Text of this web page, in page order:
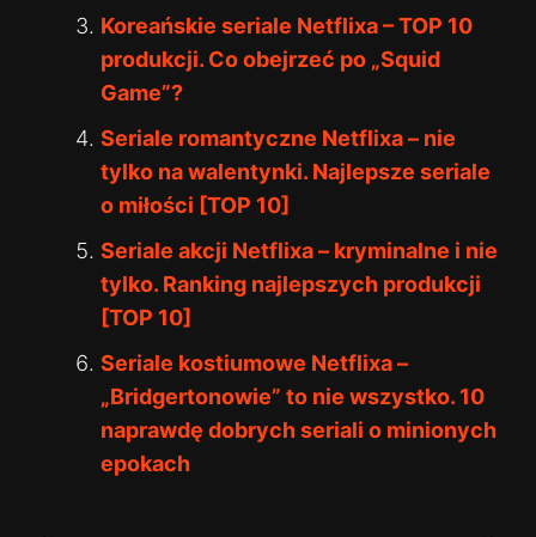
Koreańskie seriale Netflixa – TOP 10
produkcji. Co obejrzeć po „Squid
Game”?
Seriale romantyczne Netflixa – nie
tylko na walentynki. Najlepsze seriale
o miłości [TOP 10]
Seriale akcji Netflixa – kryminalne i nie
tylko. Ranking najlepszych produkcji
[TOP 10]
Seriale kostiumowe Netflixa –
„Bridgertonowie” to nie wszystko. 10
naprawdę dobrych seriali o minionych
epokach